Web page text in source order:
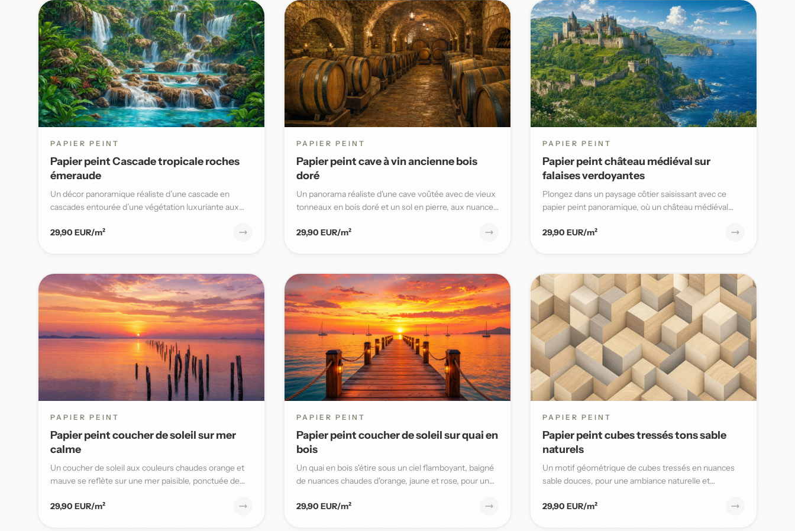
PAPIER PEINT
Papier peint Cascade tropicale roches
émeraude
Un décor panoramique réaliste d’une cascade en
cascades entourée d’une végétation luxuriante aux
29,90 EUR/m²
PAPIER PEINT
Papier peint cave à vin ancienne bois
doré
Un panorama réaliste d'une cave voûtée avec de vieux
tonneaux en bois doré et un sol en pierre, aux nuances
29,90 EUR/m²
PAPIER PEINT
Papier peint château médiéval sur
falaises verdoyantes
Plongez dans un paysage côtier saisissant avec ce
papier peint panoramique, où un château médiéval
29,90 EUR/m²
PAPIER PEINT
Papier peint coucher de soleil sur mer
calme
Un coucher de soleil aux couleurs chaudes orange et
mauve se reflète sur une mer paisible, ponctuée de
29,90 EUR/m²
PAPIER PEINT
Papier peint coucher de soleil sur quai en
bois
Un quai en bois s'étire sous un ciel flamboyant, baigné
de nuances chaudes d'orange, jaune et rose, pour une
29,90 EUR/m²
PAPIER PEINT
Papier peint cubes tressés tons sable
naturels
Un motif géométrique de cubes tressés en nuances
sable douces, pour une ambiance naturelle et
29,90 EUR/m²